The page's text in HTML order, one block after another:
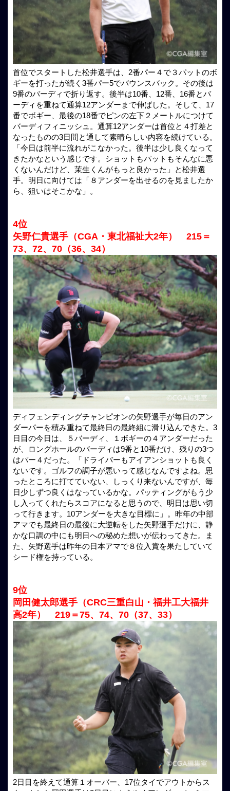
首位でスタートした松井選手は、2番パー４で３パットのボ
ギーを打ったが続く3番パー5でバウンスバック。その後は
9番のバーディで折り返す。後半は10番、12番、16番とバ
ーディを重ねて通算12アンダーまで伸ばした。そして、17
番でボギー、最後の18番でピンの左下２メートルにつけて
バーディフィニッシュ。通算12アンダーは首位と４打差と
なったものの3日間と通して素晴らしい内容を続けている。
「今日は前半に流れがこなかった。後半は少し良くなって
きたかなという感じです。ショットもパットもそんなに悪
くないんだけど、茉生くんがもっと良かった」と松井選
手。明日に向けては「８アンダーを出せるのを見ましたか
ら、狙いはそこかな」。
4位
矢野仁貴選手（CGA・東北福祉大2年） 215＝
73、72、70（36、34）
ディフェンディングチャンピオンの矢野選手が毎日のアン
ダーパーを積み重ねて最終日の最終組に滑り込んできた。3
日目の今日は、５バーディ、１ボギーの４アンダーだった
が、ロングホールのバーディは9番と10番だけ、残りの3つ
はパー４だった。「ドライバーもアイアンショットも良く
ないです。ゴルフの調子が悪いって感じなんですよね。思
ったところに打てていない、しっくり来ないんですが、毎
日少しずつ良くはなっているかな。パッティングがもう少
し入ってくれたらスコアになると思うので、明日は思い切
って行きます。10アンダーを大きな目標に」。昨年の中部
アマでも最終日の最後に大逆転をした矢野選手だけに、静
かな口調の中にも明日への秘めた想いが伝わってきた。ま
た、矢野選手は昨年の日本アマで８位入賞を果たしていて
シード権を持っている。
9位
岡田健太郎選手（CRC三重白山・福井工大福井
高2年） 219＝75、74、70（37、33）
2日目を終えて通算１オーバー、17位タイでアウトからス